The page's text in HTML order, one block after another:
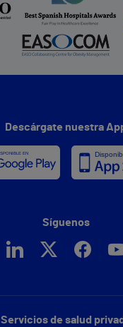
Servicios de salud
Descárgate nuestra
Síguenos